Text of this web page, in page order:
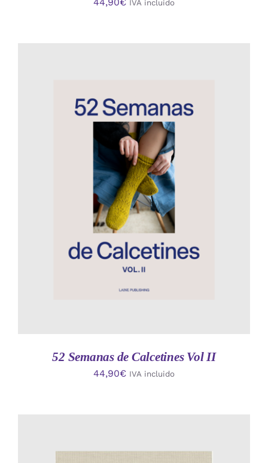
IVA incluido
AÑADIR AL CARRITO
52 Semanas de Calcetines Vol II
44,90€ IVA incluido